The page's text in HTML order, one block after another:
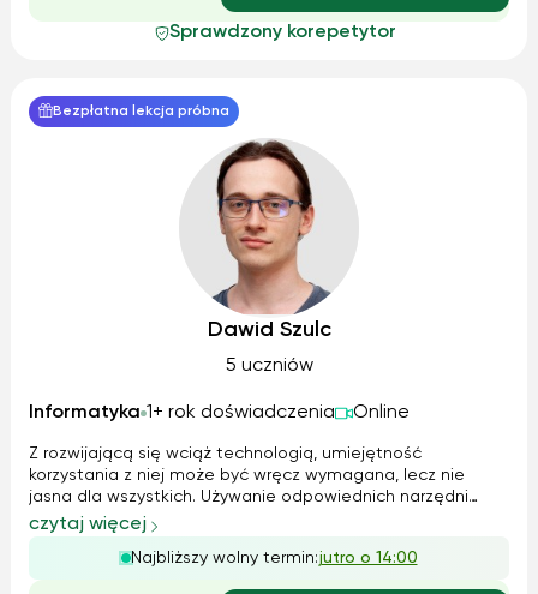
Sprawdzony korepetytor
Bezpłatna lekcja próbna
Dawid Szulc
5 uczniów
Informatyka 1+ rok doświadczenia Online
Z rozwijającą się wciąż technologią, umiejętność
korzystania z niej może być wręcz wymagana, lecz nie
jasna dla wszystkich. Używanie odpowiednich narzędni
może nie tylko uprościć życie, ale i usprawnić i
zorganizować je. Same narzędzia nie są też jedynym
ważnym elementem, co umiejętność obsługi prog...
czytaj więcej
Najbliższy wolny termin:jutro o 14:00